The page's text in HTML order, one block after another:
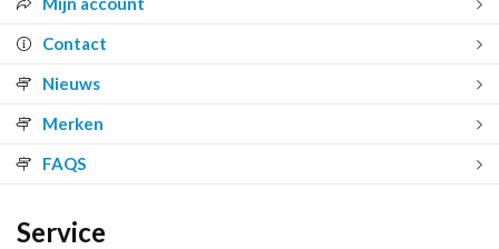
Contact
Nieuws
Merken
FAQS
Service